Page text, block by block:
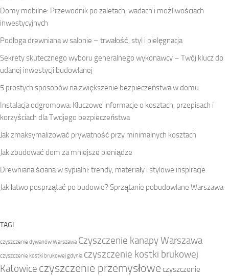
Domy mobilne: Przewodnik po zaletach, wadach i możliwościach
inwestycyjnych
Podłoga drewniana w salonie – trwałość, styl i pielęgnacja
Sekrety skutecznego wyboru generalnego wykonawcy – Twój klucz do
udanej inwestycji budowlanej
5 prostych sposobów na zwiększenie bezpieczeństwa w domu
Instalacja odgromowa: Kluczowe informacje o kosztach, przepisach i
korzyściach dla Twojego bezpieczeństwa
Jak zmaksymalizować prywatność przy minimalnych kosztach
Jak zbudować dom za mniejsze pieniądze
Drewniana ściana w sypialni: trendy, materiały i stylowe inspiracje
Jak łatwo posprzątać po budowie? Sprzątanie pobudowlane Warszawa
TAGI
czyszczenie dywanów Warszawa Czyszczenie kanapy Warszawa
czyszczenie kostki brukowej gdynia czyszczenie kostki brukowej
Katowice czyszczenie przemysłowe czyszczenie